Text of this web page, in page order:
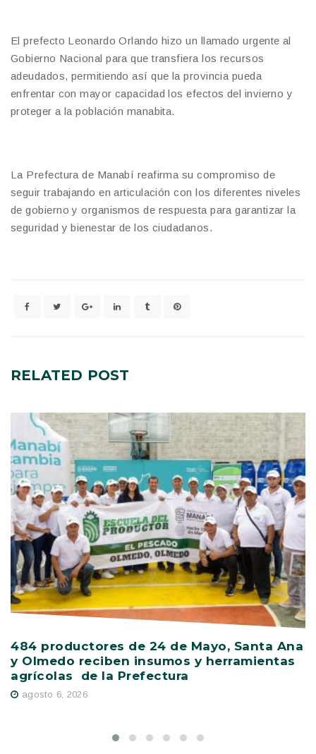
El prefecto Leonardo Orlando hizo un llamado urgente al
Gobierno Nacional para que transfiera los recursos
adeudados, permitiendo así que la provincia pueda
enfrentar con mayor capacidad los efectos del invierno y
proteger a la población manabita.
La Prefectura de Manabí reafirma su compromiso de
seguir trabajando en articulación con los diferentes niveles
de gobierno y organismos de respuesta para garantizar la
seguridad y bienestar de los ciudadanos.
RELATED POST
484 productores de 24 de Mayo, Santa Ana
y Olmedo reciben insumos y herramientas
agrícolas de la Prefectura
agosto 6, 2026